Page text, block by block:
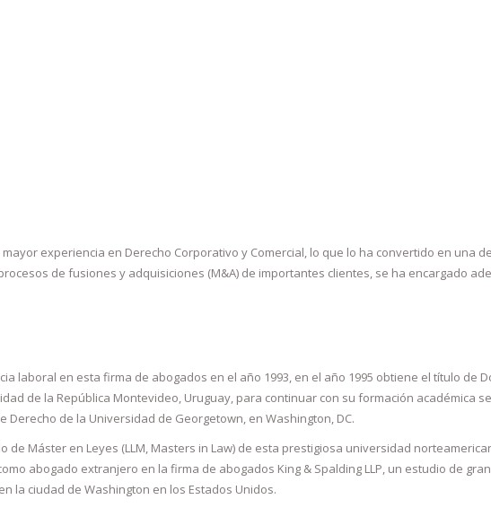
experiencia en Derecho Corporativo y Comercial, lo que lo ha convertido en una
de fusiones y adquisiciones (M&A) de importantes clientes, se ha encargado
laboral en esta firma de abogados en el año 1993, en el año 1995 obtiene el título de
de la República Montevideo, Uruguay, para continuar con su formación académica
Derecho de la Universidad de Georgetown, en Washington, DC.
de Máster en Leyes (LLM, Masters in Law) de esta prestigiosa universidad
abogado extranjero en la firma de abogados King & Spalding LLP, un estudio de
la ciudad de Washington en los Estados Unidos.